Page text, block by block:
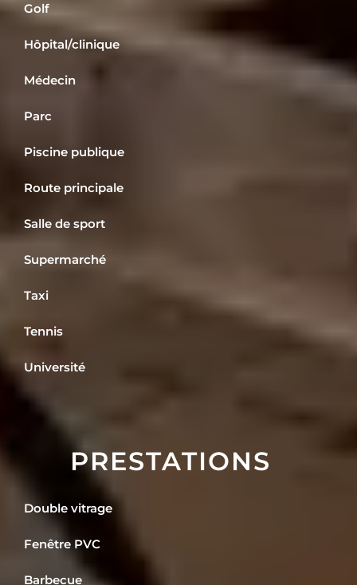
Golf
Hôpital/clinique
Médecin
Parc
Piscine publique
Route principale
Salle de sport
Supermarché
Taxi
Tennis
Université
PRESTATIONS
Double vitrage
Fenêtre PVC
Barbecue